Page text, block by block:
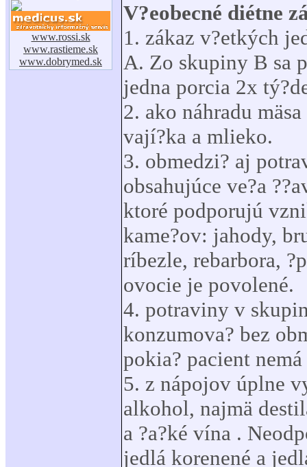
www.rossi.sk
www.rastieme.sk
www.dobrymed.sk
V?eobecné diétne
1. zákaz v?etkých
A. Zo skupiny B sa
jedna porcia 2x
2. ako náhradu
vají?ka a mlieko.
3. obmedzi? aj
obsahujúce ve?a
ktoré podporujú
kame?ov: jahody,
ríbezle, rebarbora,
ovocie je povolené.
4. potraviny v
konzumova? bez
pokia? pacient
5. z nápojov úplne
alkohol, najmä
a ?a?ké vína .
jedlá korenené a